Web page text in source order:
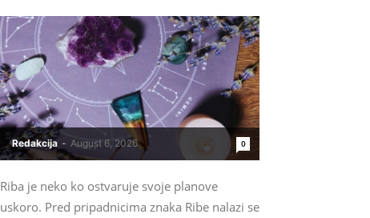
Redakcija - August 6, 2026 0
Riba je neko ko ostvaruje svoje planove
uskoro. Pred pripadnicima znaka Ribe nalazi se